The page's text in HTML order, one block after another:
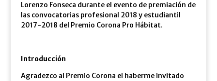
Lorenzo Fonseca durante el evento de premiación de
las convocatorias profesional 2018 y estudiantil
2017-2018 del Premio Corona Pro Hábitat.
Introducción
Agradezco al Premio Corona el haberme invitado